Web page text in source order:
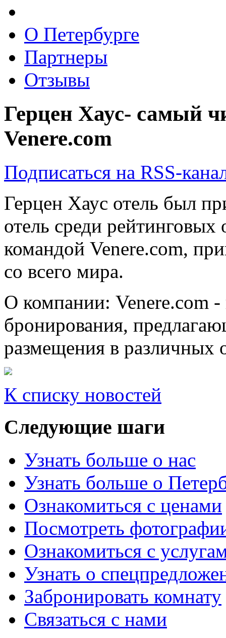
О Петербурге
Партнеры
Отзывы
Герцен Хаус- самый
Venere.com
Подписаться на RSS-
Герцен Хаус отель был
отель среди
командой Venere.com,
со всего мира.
О компании: Venere.com -
бронирования,
размещения в различных
К списку новостей
Следующие шаги
Узнать больше о нас
Узнать больше о
Ознакомиться с ценами
Посмотреть
Ознакомиться с
Узнать о
Забронировать комнату
Связаться с нами